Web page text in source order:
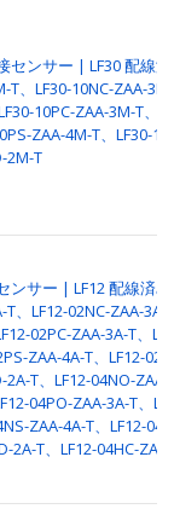
センサー | LF30 配線
T、LF30-10NC-ZAA-
10PC-ZAA-3M-T、
ZAA-4M-T、LF30-
2M-T
ンサー | LF12 配線済
、LF12-02NC-ZAA-3A-
02PC-ZAA-3A-T、
ZAA-4A-T、LF12-
2A-T、LF12-04NO-ZAA-
04PO-ZAA-3A-T、
ZAA-4A-T、LF12-
2A-T、LF12-04HC-